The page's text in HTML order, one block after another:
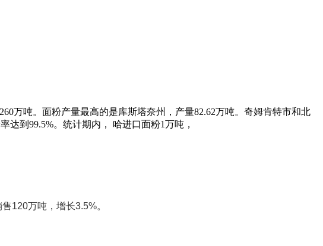
万吨。面粉产量最高的是库斯塔奈州，产量82.62万吨。奇姆肯特市和北
到99.5%。统计期内， 哈进口面粉1万吨，
120万吨，增长3.5%。